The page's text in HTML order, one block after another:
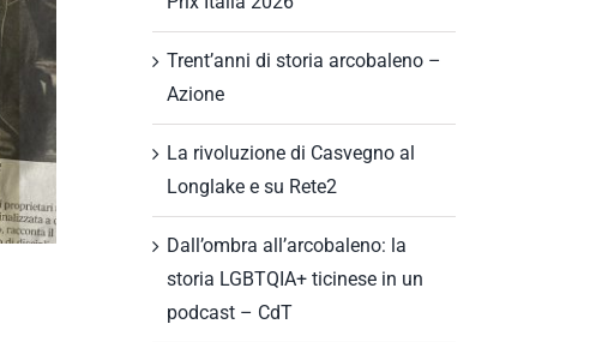
Trent’anni di storia arcobaleno –
Azione
La rivoluzione di Casvegno al
Longlake e su Rete2
Dall’ombra all’arcobaleno: la
storia LGBTQIA+ ticinese in un
podcast – CdT